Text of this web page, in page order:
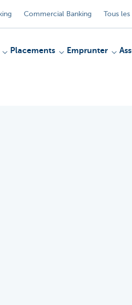
Commercial Banking Tous
Placements Emprunter